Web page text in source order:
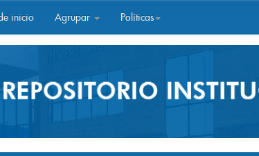
inicio Agrupar Políticas